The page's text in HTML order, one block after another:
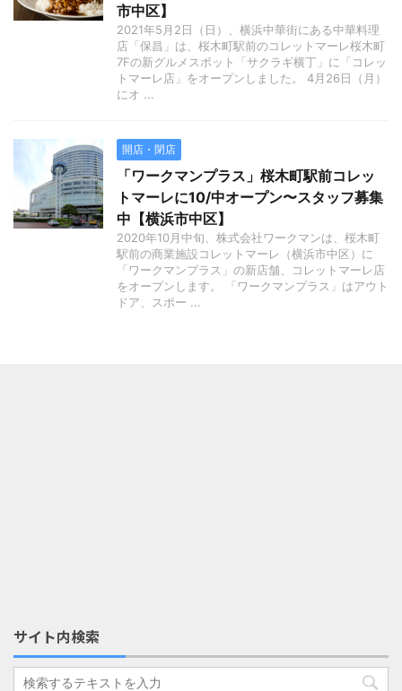
市中区】
2021年5月2日（日）、横浜中華街にある中華料理
店「保昌」は、桜木町駅前のコレットマーレ桜木町
7Fの新グルメスポット「サクラギ横丁」に「コレッ
トマーレ店」をオープンしました。 4月26日（月）
にオ ...
開店・閉店
「ワークマンプラス」桜木町駅前コレッ
トマーレに10/中オープン〜スタッフ募集
中【横浜市中区】
2020年10月中旬、株式会社ワークマンは、桜木町
駅前の商業施設コレットマーレ（横浜市中区）に
「ワークマンプラス」の新店舗、コレットマーレ店
をオープンします。 「ワークマンプラス」はアウト
ドア、スポー ...
サイト内検索